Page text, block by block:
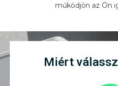
működjön az Ön
Miért